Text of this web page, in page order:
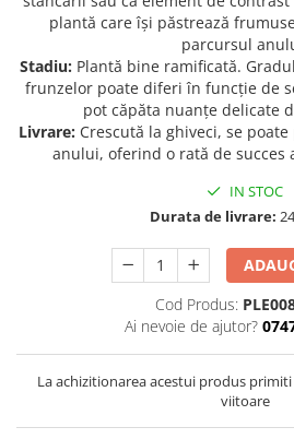
plantă care își păstrează
parcursul
Stadiu: Plantă bine ramificată.
frunzelor poate diferi în funcție de
pot căpăta nuanțe delicate
Livrare: Crescută la ghiveci, se
anului, oferind o rată de succes
IN STOC
Durata de livrare:
Cod Produs:
Ai nevoie de ajutor?
La achizitionarea acestui produs primiti
viitoare